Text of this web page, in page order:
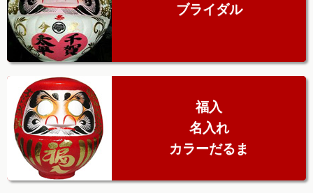
ブライダル
福入
名入れ
カラーだるま